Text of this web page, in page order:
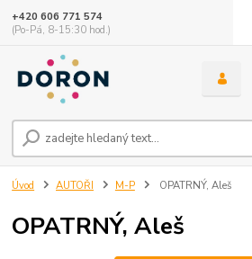
+420 606 771 574
(Po-Pá, 8-15:30 hod.)
Úvod AUTOŘI M-P OPATRNÝ, Aleš
OPATRNÝ, Aleš